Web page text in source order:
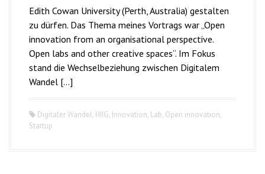
Edith Cowan University (Perth, Australia) gestalten
zu dürfen. Das Thema meines Vortrags war „Open
innovation from an organisational perspective.
Open labs and other creative spaces“. Im Fokus
stand die Wechselbeziehung zwischen Digitalem
Wandel […]
Digitaler Wandel, HIIG, Innovation, Lab, Open innovation,
Startup